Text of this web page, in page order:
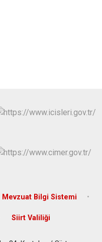
Mevzuat Bilgi Sistemi
Siirt Valiliği